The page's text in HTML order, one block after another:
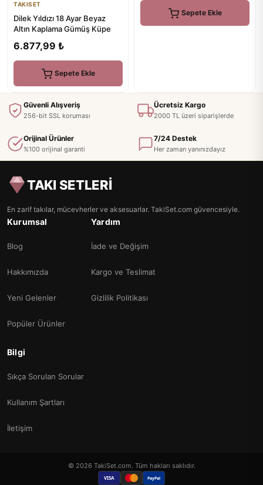
TAKISET
Dilek Yıldızı 18 Ayar Beyaz
Altın Kaplama Gümüş Küpe
6.877,99 ₺
Sepete Ekle
Sepete Ekle
Güvenli Alışveriş
256-bit SSL koruması
Ücretsiz Kargo
2000 TL üzeri siparişlerde
Orijinal Ürünler
%100 orijinal garanti
7/24 Destek
Her zaman yanınızdayız
TAKI SETLERİ
En zarif takılar, mücevherler ve aksesuarlar. TakiSet.com güvencesiyle.
Kurumsal
Blog
Hakkımızda
Yeni Gelenler
Popüler Ürünler
Yardım
İade ve Değişim
Kargo ve Teslimat
Gizlilik Politikası
Bilgi
Sıkça Sorulan Sorular
Kullanım Şartları
İletişim
© 2026 TakiSet.com. Tüm hakları saklıdır.
VISA PayPal